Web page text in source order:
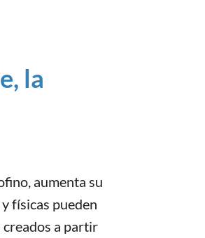
la
aumenta su
físicas pueden
creados a partir